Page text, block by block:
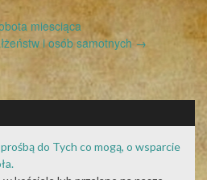
miesciąca
i osób samotnych →
do Tych co mogą, o wsparcie